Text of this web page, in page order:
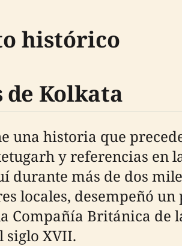
histórico
de Kolkata
una historia que
y referencias
durante más de dos
locales, desempeñó
Compañía Británica de
siglo XVII.